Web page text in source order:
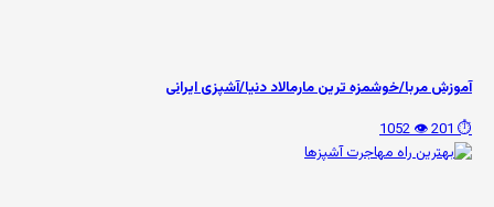
آموزش مربا/خوشمزه ترین مارمالاد دنیا/آشپزی ایرانی
⏱️ 201
👁️ 1052